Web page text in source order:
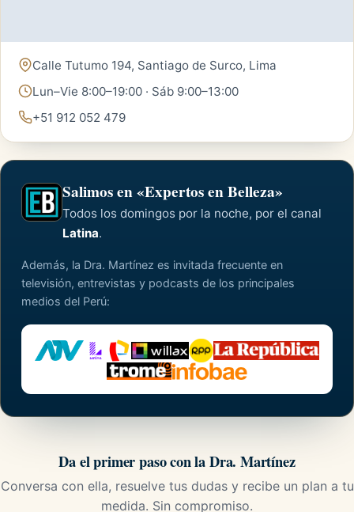
Calle Tutumo 194, Santiago de Surco, Lima
Lun–Vie 8:00–19:00 · Sáb 9:00–13:00
+51 912 052 479
Salimos en «Expertos en Belleza»
Todos los domingos por la noche, por el canal
Latina.
Además, la Dra. Martínez es invitada frecuente en
televisión, entrevistas y podcasts de los principales
medios del Perú:
Da el primer paso con la Dra. Martínez
Conversa con ella, resuelve tus dudas y recibe un plan a tu
medida. Sin compromiso.